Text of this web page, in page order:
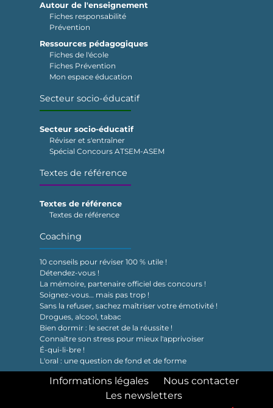
Autour de l'enseignement
Fiches responsabilité
Prévention
Ressources pédagogiques
Fiches de l'école
Fiches Prévention
Mon espace éducation
Secteur socio-éducatif
Secteur socio-éducatif
Réviser et s'entraîner
Spécial Concours ATSEM-ASEM
Textes de référence
Textes de référence
Textes de référence
Coaching
10 conseils pour réviser 100 % utile !
Détendez-vous !
La mémoire, partenaire officiel des concours !
Soignez-vous… mais pas trop !
Sans la refuser, sachez maîtriser votre émotivité !
Drogues, alcool, tabac
Bien dormir : le secret de la réussite !
Connaître son stress pour mieux l'apprivoiser
É-qui-li-bre !
L'oral : une question de fond et de forme
Informations légales
Nous contacter
Les newsletters